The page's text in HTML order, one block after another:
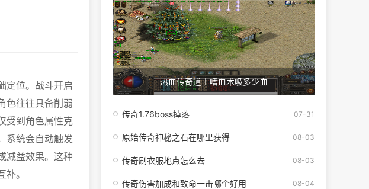
定位。战斗开启
色往往具备削弱
受到角色属性克
系统会自动触发
减益效果。这种
。
热血传奇道士嗜血术吸多少血
传奇1.76boss掉落 07-31
原始传奇神秘之石在哪里获得 08-03
传奇刷衣服地点怎么去 08-03
传奇伤害加成和致命一击哪个好用 08-04